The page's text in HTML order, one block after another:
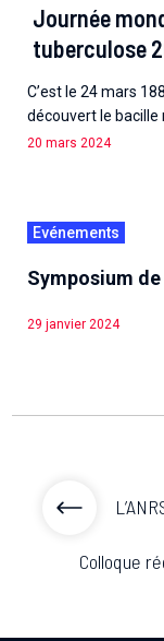
Journée
tuberculose
C’est le 24 mars
découvert le bacille
20 mars 2024
Evénements
Symposium de
29 janvier 2024
Colloque